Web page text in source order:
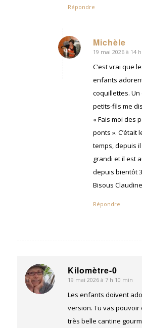
Répondre
Michèle
dit
19 mai 2026 à 14
C’est vrai que
enfants
coquillettes. Un
petits-fils me
« Fais moi des
ponts ». C’était
temps, depuis
grandi et il est
depuis bientôt
Bisous Claudine
Répondre
Kilomètre-0
dit
:
19 mai 2026 à 7 h 10 min
Les enfants doivent
version. Tu vas pouvoir
très belle cantine